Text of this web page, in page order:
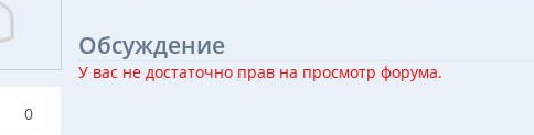
0
Обсуждение
У вас не достаточно прав на просмотр форума.